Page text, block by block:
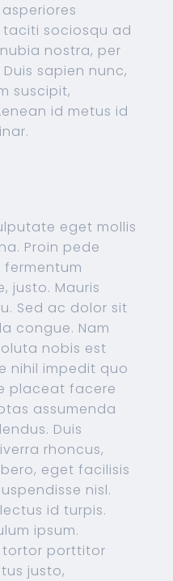
sociosqu ad
nostra, per
sapien nunc,
suscipit,
id metus id
eget mollis
Proin pede
justo. Mauris
Sed ac dolor sit
congue. Nam
nobis est
nihil impedit quo
placeat facere
assumenda
Duis
rhoncus,
eget facilisis
nisl.
id turpis.
ipsum.
tortor porttitor
justo,